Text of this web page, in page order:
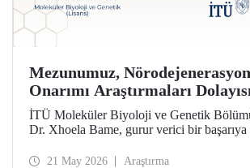
Mezunumuz,
Onarımı Araştırmaları
Forbes 30 Altı 30 Listesinde!
İTÜ Moleküler Biyoloji ve Genetik
Dr. Xhoela Bame, gurur verici bir başarıya
çalışmaları dolayısıyla Forbes dergisinin
21 May 2026 Araştırma